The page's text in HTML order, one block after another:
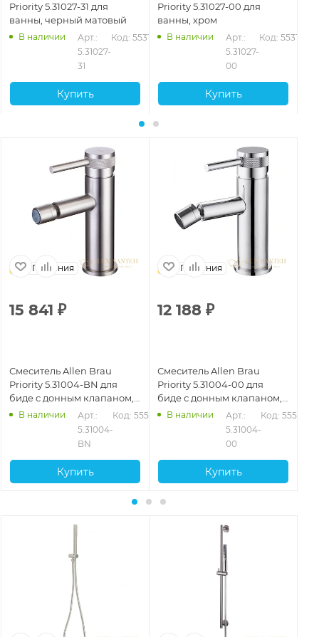
Priority 5.31027-31 для
ванны, черный матовый
В наличии
Арт.:
5.31027-
31
Код: 55317
Купить
Priority 5.31027-00 для
ванны, хром
В наличии
Арт.:
5.31027-
00
Код: 55316
Купить
Германия
15 841 ₽
Смеситель Allen Brau
Priority 5.31004-BN для
биде с донным клапаном,
никель
В наличии
Арт.:
5.31004-
BN
Код: 55524
Купить
Германия
12 188 ₽
Смеситель Allen Brau
Priority 5.31004-00 для
биде с донным клапаном,
хромВ наличии
Арт.:
5.31004-
00
Код: 55522
Купить